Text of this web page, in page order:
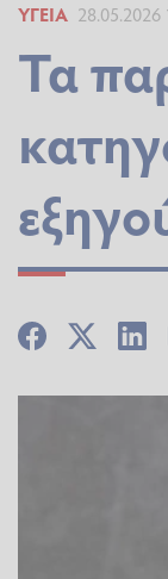
ΥΓΕΊΑ 28.05.2026
Τα